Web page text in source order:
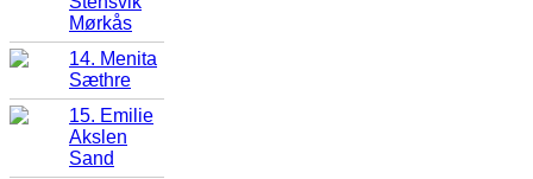
Mørkås
14. Menita
Sæthre
15. Emilie
Akslen
Sand